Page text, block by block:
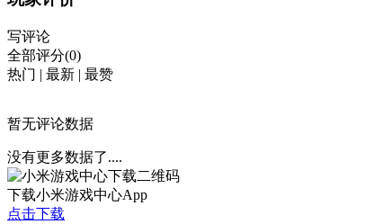
写评论
全部评分(0)
热门 | 最新 | 最赞
暂无评论数据
没有更多数据了....
下载小米游戏中心App
点击下载